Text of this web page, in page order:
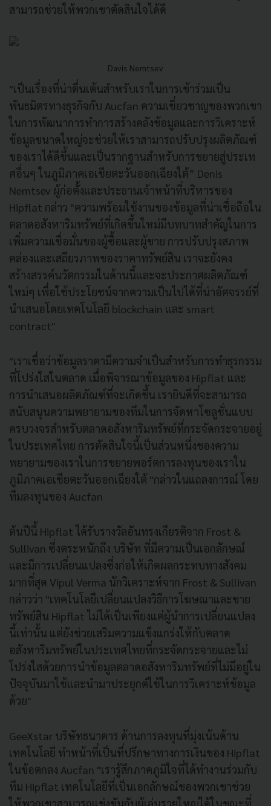
สามารถช่วยให้พวกเขาตัดสินใจได้ดี
Davis Nemtsev
"เป็นเรื่องที่น่าตื่นเต้นสำหรับเราในการเข้าร่วมเป็น
พันธมิตรทางธุรกิจกับ Aucfan ความเชี่ยวชาญของพวกเขา
ในการพัฒนาการทำการสร้างคลังข้อมูลและการวิเคราะห์
ข้อมูลขนาดใหญ่จะช่วยให้เราสามารถปรับปรุงผลิตภัณฑ์
ของเราได้ดีขึ้นและเป็นรากฐานสำหรับการขยายสู่ประเท
ศอื่นๆ ในภูมิภาคเอเชียตะวันออกเฉียงใต้” Denis
Nemtsev ผู้ก่อตั้งและประธานเจ้าหน้าที่บริหารของ
Hipflat กล่าว "ความพร้อมใช้งานของข้อมูลที่น่าเชื่อถือใน
ตลาดอสังหาริมทรัพย์ที่เกิดขึ้นใหม่มีบทบาทสำคัญในการ
เพิ่มความเชื่อมั่นของผู้ซื้อและผู้ขาย การปรับปรุงสภาพ
คล่องและเสถียรภาพของราคาทรัพย์สิน เราจะยังคง
สร้างสรรค์นวัตกรรมในด้านนี้และจะประกาศผลิตภัณฑ์
ใหม่ๆ เพื่อใช้ประโยชน์จากความเป็นไปได้ที่น่าอัศจรรย์ที่
นำเสนอโดยเทคโนโลยี blockchain และ smart
contract"
"เราเชื่อว่าข้อมูลราคามีความจำเป็นสำหรับการทำธุรกรรม
ที่โปร่งใสในตลาด เมื่อพิจารณาข้อมูลของ Hipflat และ
การนำเสนอผลิตภัณฑ์ที่จะเกิดขึ้น เรายินดีที่จะสามารถ
สนับสนุนความพยายามของทีมในการจัดหาโซลูชั่นแบบ
ครบวงจรสำหรับตลาดอสังหาริมทรัพย์ที่กระจัดกระจายอยู่
ในประเทศไทย การตัดสินใจนี้เป็นส่วนหนึ่งของความ
พยายามของเราในการขยายพอร์ตการลงทุนของเราใน
ภูมิภาคเอเชียตะวันออกเฉียงใต้ "กล่าวในแถลงการณ์ โดย
ทีมลงทุนของ Aucfan
ต้นปีนี้ Hipflat ได้รับรางวัลอันทรงเกียรติจาก Frost &
Sullivan ซึ่งตระหนักถึง บริษัท ที่มีความเป็นเอกลักษณ์
และมีการเปลี่ยนแปลงซึ่งก่อให้เกิดผลกระทบทางสังคม
มากที่สุด Vipul Verma นักวิเคราะห์จาก Frost & Sullivan
กล่าวว่า "เทคโนโลยีเปลี่ยนแปลงวิธีการโฆษณาและขาย
ทรัพย์สิน Hipflat ไม่ได้เป็นเพียงแค่ผู้นำการเปลี่ยนแปลง
นี้เท่านั้น แต่ยังช่วยเสริมความแข็งแกร่งให้กับตลาด
อสังหาริมทรัพย์ในประเทศไทยที่กระจัดกระจายและไม่
โปร่งใสด้วยการนำข้อมูลตลาดอสังหาริมทรัพย์ที่ไม่มีอยู่ใน
ปัจจุบันมาใช้และนำมาประยุกต์ใช้ในการวิเคราะห์ข้อมูล
ด้วย"
GeeXstar บริษัทธนาคาร ด้านการลงทุนที่มุ่งเน้นด้าน
เทคโนโลยี ทำหน้าที่เป็นที่ปรึกษาทางการเงินของ Hipflat
ในข้อตกลง Aucfan "เรารู้สึกภาคภูมิใจที่ได้ทำงานร่วมกับ
ทีม Hipflat เทคโนโลยีที่เป็นเอกลักษณ์ของพวกเขาช่วย